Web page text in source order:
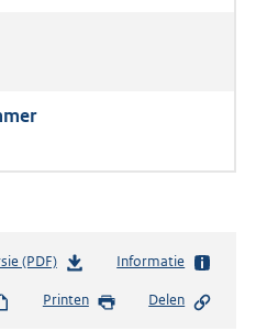
(PDF)b
s
Informatie
Printen Delen